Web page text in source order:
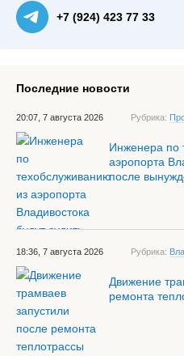
+7 (924) 423 77 33
Последние новости
20:07, 7 августа 2026 Рубрика:
Инженера по
аэропорта
после
18:36, 7 августа 2026 Рубрика:
Движение
ремонта